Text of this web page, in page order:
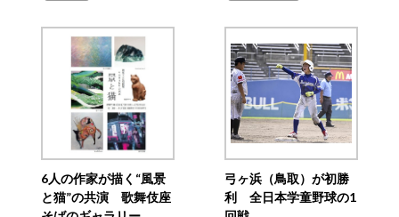
6人の作家が描く“風景
と猫”の共演 歌舞伎座
弓ヶ浜（鳥取）が初勝
利 全日本学童野球の1